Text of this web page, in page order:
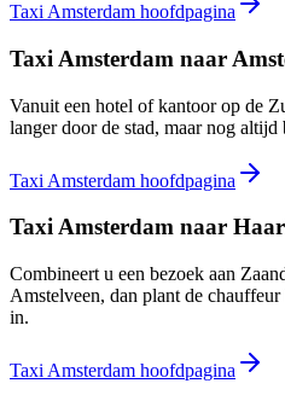
Taxi Amsterdam hoofdpagina
Taxi Amsterdam naar
Vanuit een hotel of kantoor op de
langer door de stad, maar nog altijd
Taxi Amsterdam hoofdpagina
Taxi Amsterdam naar
Combineert u een bezoek aan
Amstelveen, dan plant de
in.
Taxi Amsterdam hoofdpagina